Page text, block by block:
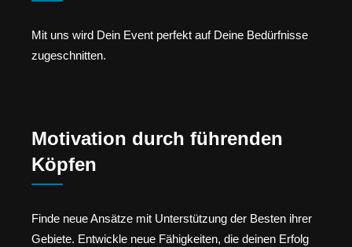
Mit uns wird Dein Event perfekt auf Deine Bedürfnisse
zugeschnitten.
Motivation durch führenden
Köpfen
Finde neue Ansätze mit Unterstützung der Besten ihrer
Gebiete. Entwickle neue Fähigkeiten, die deinen Erfolg